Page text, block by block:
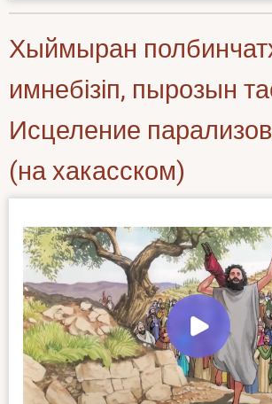
Хыймыран
имнебізіп, пырозын
Исцеление
(на хакасском)